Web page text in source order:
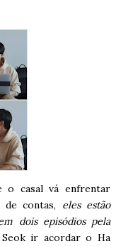
o casal vá enfrentar
contas, eles estão
dois episódios pela
ir acordar o Ha